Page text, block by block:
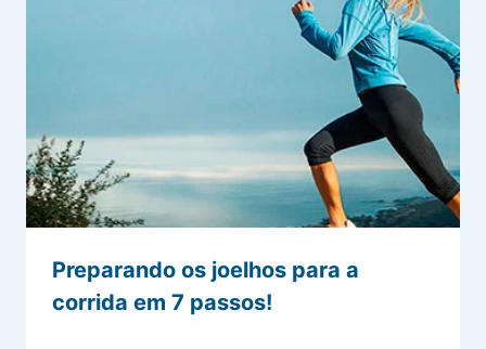
Preparando os joelhos para a
corrida em 7 passos!